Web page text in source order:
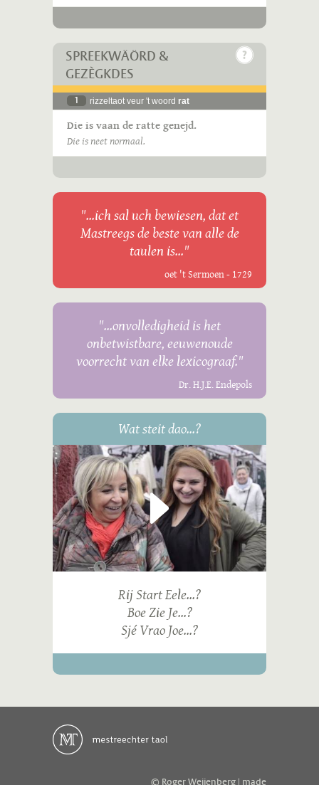
SPREEKWÄÖRD &
GEZÈGKDES
1 rizzeltaot veur 't woord rat
Die is vaan de ratte genejd.
Die is neet normaal.
"...ich sal uch bewiesen, dat et
Mastreegs de beste van alle de
taulen is..."
oet 't Sermoen - 1729
"...onvolledigheid is het
onbetwistbare, eeuwenoude
voorrecht van elke lexicograaf."
Dr. H.J.E. Endepols
Wat steit dao...?
Rij Start Eele...?
Boe Zie Je...?
Sjé Vrao Joe...?
© Roger Weijenberg | made